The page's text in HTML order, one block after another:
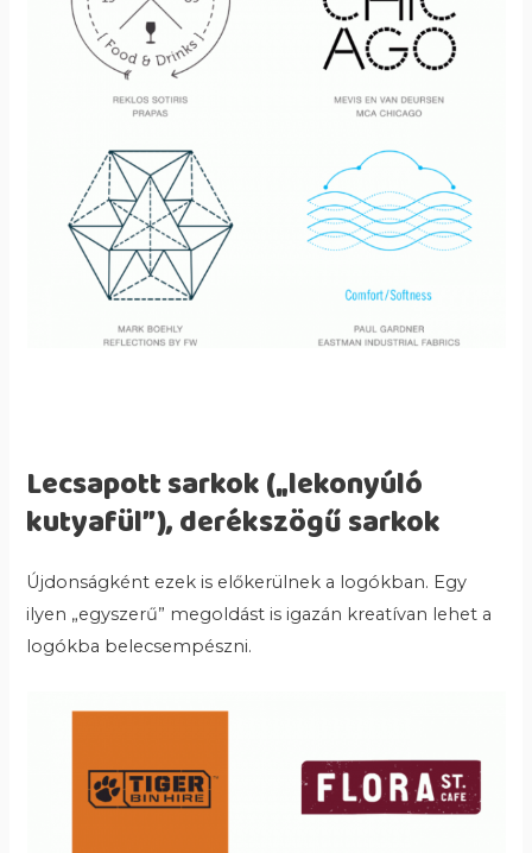
Lecsapott sarkok („lekonyúló
kutyafül”), derékszögű sarkok
Újdonságként ezek is előkerülnek a logókban. Egy
ilyen „egyszerű” megoldást is igazán kreatívan lehet a
logókba belecsempészni.